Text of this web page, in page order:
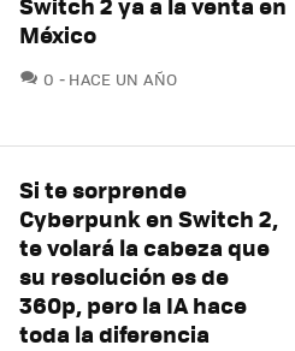
México
0 COMENTARIOS
HACE UN AÑO
Si te sorprende
Cyberpunk en Switch 2,
te volará la cabeza que
su resolución es de
360p, pero la IA hace
toda la diferencia